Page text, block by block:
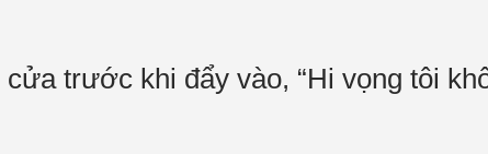
trước khi đẩy vào, “Hi vọng tôi